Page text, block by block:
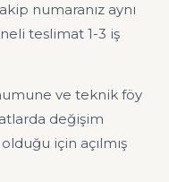
numaranız aynı
teslimat 1-3 iş
numune ve teknik föy
değişim
için açılmış